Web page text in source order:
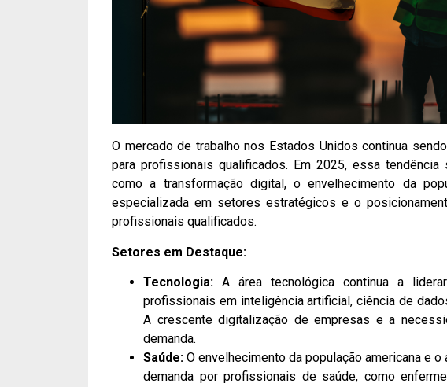
O mercado de trabalho nos Estados Unidos continua
para profissionais qualificados. Em 2025, essa
como a transformação digital, o envelhecimento da
especializada em setores estratégicos e o
profissionais qualificados.
Setores em Destaque:
Tecnologia: A área tecnológica continua a
profissionais em inteligência artificial, ciência de
A crescente digitalização de empresas e a
demanda.
Saúde: O envelhecimento da população americana e
demanda por profissionais de saúde, como